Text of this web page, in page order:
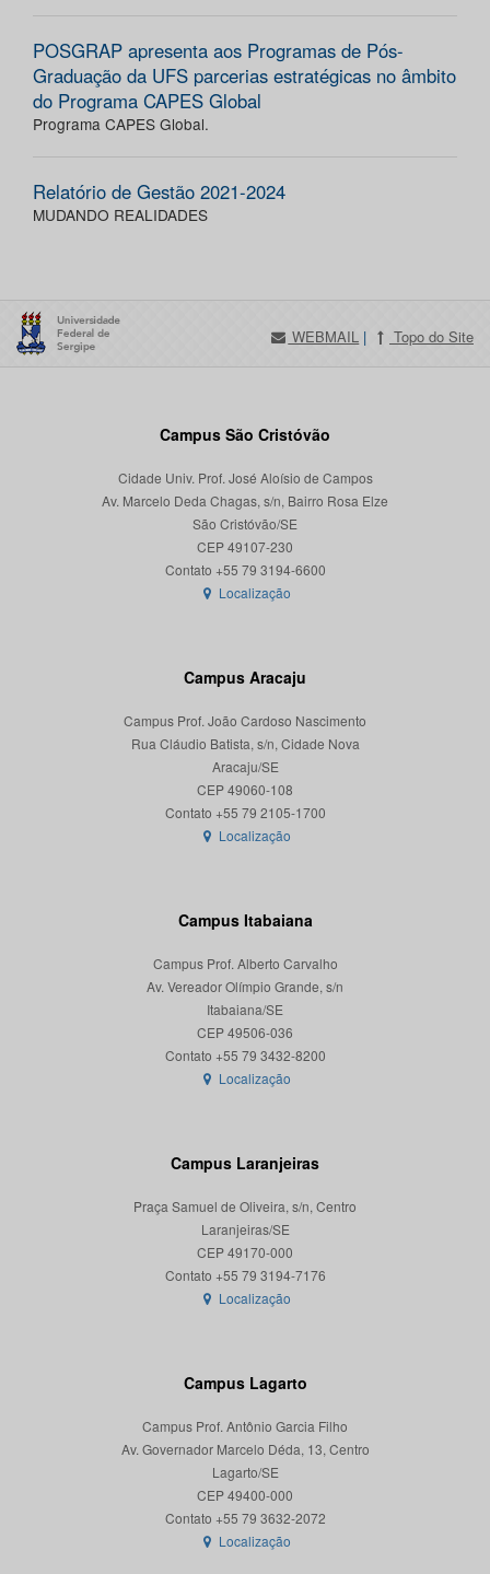
POSGRAP apresenta aos Programas de Pós-
Graduação da UFS parcerias estratégicas no âmbito
do Programa CAPES Global
Programa CAPES Global.
Relatório de Gestão 2021-2024
MUDANDO REALIDADES
WEBMAIL | Topo do Site
Campus São Cristóvão
Cidade Univ. Prof. José Aloísio de Campos
Av. Marcelo Deda Chagas, s/n, Bairro Rosa Elze
São Cristóvão/SE
CEP 49107-230
Localização
Campus Aracaju
Campus Prof. João Cardoso Nascimento
Rua Cláudio Batista, s/n, Cidade Nova
Aracaju/SE
CEP 49060-108
Localização
Campus Itabaiana
Campus Prof. Alberto Carvalho
Av. Vereador Olímpio Grande, s/n
Itabaiana/SE
CEP 49506-036
Localização
Campus Laranjeiras
Praça Samuel de Oliveira, s/n, Centro
Laranjeiras/SE
CEP 49170-000
Localização
Campus Lagarto
Campus Prof. Antônio Garcia Filho
Av. Governador Marcelo Déda, 13, Centro
Lagarto/SE
CEP 49400-000
Localização